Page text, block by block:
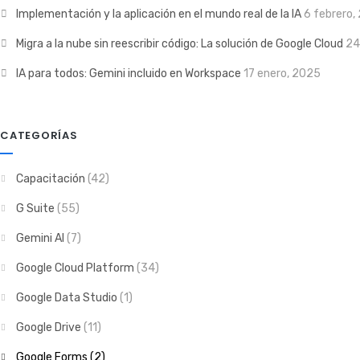
Implementación y la aplicación en el mundo real de la IA 6 febrero,
Migra a la nube sin reescribir código: La solución de Google Cloud
IA para todos: Gemini incluido en Workspace 17 enero, 2025
CATEGORÍAS
Capacitación (42)
G Suite (55)
Gemini AI (7)
Google Cloud Platform (34)
Google Data Studio (1)
Google Drive (11)
Google Forms (2)